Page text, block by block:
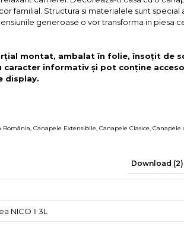
familial. Structura si materialele sunt
generoase o vor transforma in piesa
montat, ambalat în folie, însoțit de
caracter informativ și pot conține
display.
România, Canapele Extensibile, Canapele Clasice, Canapele
Download (2)
NICO II 3L